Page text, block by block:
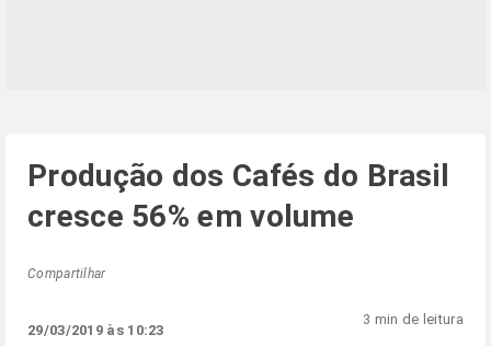
Produção dos Cafés do Brasil
cresce 56% em volume
Compartilhar
29/03/2019 às 10:23
3 min de leitura